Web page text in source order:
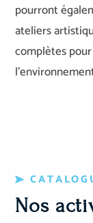
pourront
ateliers
complètes
Nos